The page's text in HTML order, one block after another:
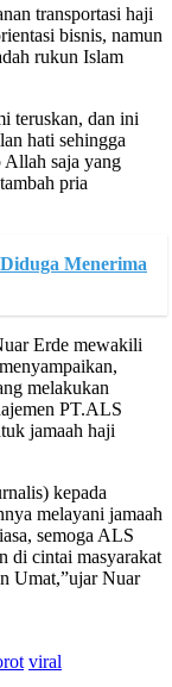
transportasi haji
bisnis, namun
rukun Islam
teruskan, dan ini
hati sehingga
saja yang
pria
Menerima
Erde mewakili
melakukan
PT.ALS
jamaah haji
kepada
melayani jamaah
semoga ALS
di cintai masyarakat
Umat,”ujar Nuar
viral